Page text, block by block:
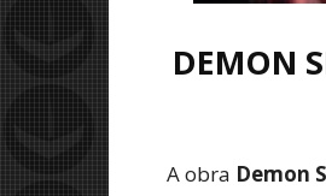
DEMON
A obra Demon